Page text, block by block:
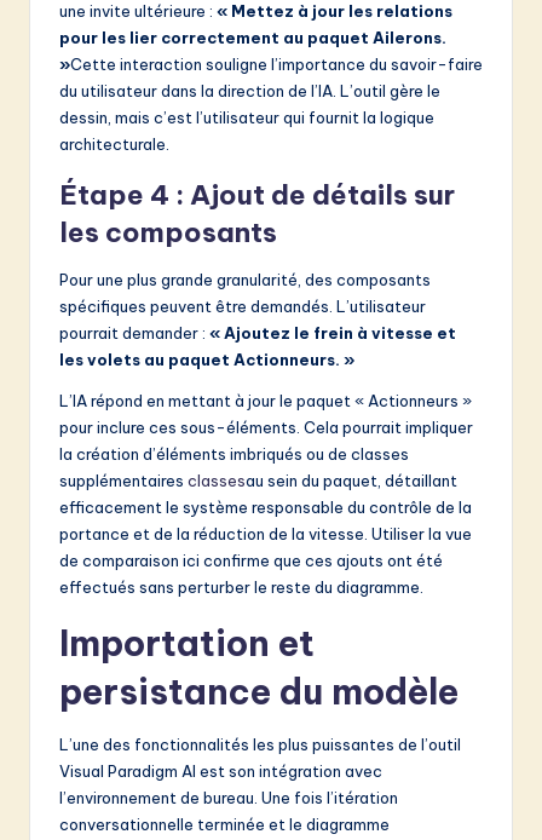
une invite ultérieure : « Mettez à jour les relations
pour les lier correctement au paquet Ailerons.
»Cette interaction souligne l’importance du savoir-faire
du utilisateur dans la direction de l’IA. L’outil gère le
dessin, mais c’est l’utilisateur qui fournit la logique
architecturale.
Étape 4 : Ajout de détails sur
les composants
Pour une plus grande granularité, des composants
spécifiques peuvent être demandés. L’utilisateur
pourrait demander : « Ajoutez le frein à vitesse et
les volets au paquet Actionneurs. »
L’IA répond en mettant à jour le paquet « Actionneurs »
pour inclure ces sous-éléments. Cela pourrait impliquer
la création d’éléments imbriqués ou de classes
supplémentaires classesau sein du paquet, détaillant
efficacement le système responsable du contrôle de la
portance et de la réduction de la vitesse. Utiliser la vue
de comparaison ici confirme que ces ajouts ont été
effectués sans perturber le reste du diagramme.
Importation et
persistance du modèle
L’une des fonctionnalités les plus puissantes de l’outil
Visual Paradigm AI est son intégration avec
l’environnement de bureau. Une fois l’itération
conversationnelle terminée et le diagramme